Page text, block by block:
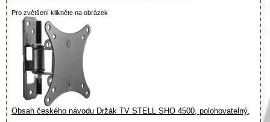
Pro zvětšení klikněte na obrázek
Obsah českého návodu Držák TV STELL SHO 4500, polohovatelný,